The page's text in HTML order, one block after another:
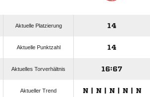
Aktuelle Platzierung 14
Aktuelle Punktzahl 14
Aktuelles Torverhältnis 16:67
Aktueller Trend N | N | N | N | N